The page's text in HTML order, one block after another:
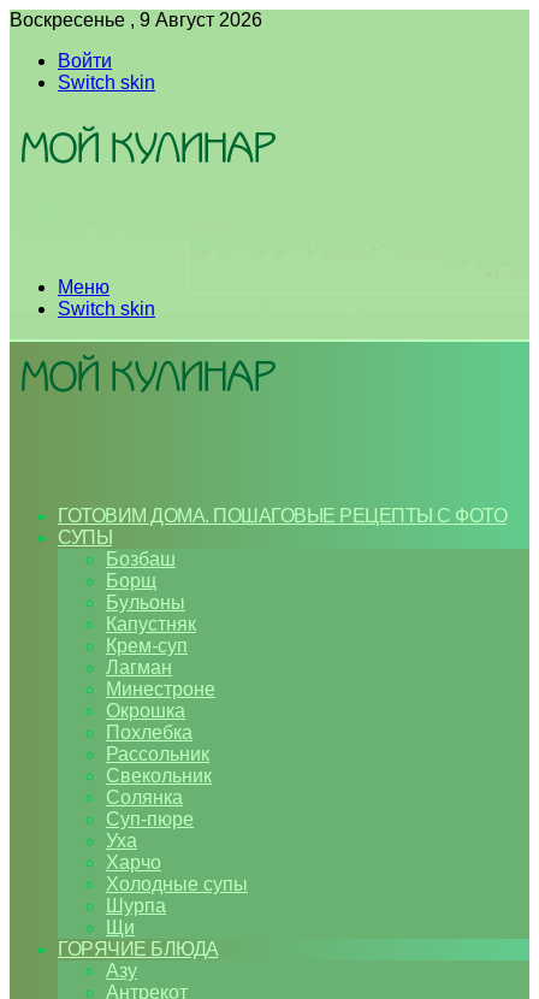
Воскресенье , 9 Август 2026
Войти
Switch skin
Меню
Switch skin
ГОТОВИМ ДОМА. ПОШАГОВЫЕ РЕЦЕПТЫ С ФОТО
СУПЫ
Бозбаш
Борщ
Бульоны
Капустняк
Крем-суп
Лагман
Минестроне
Окрошка
Похлебка
Рассольник
Свекольник
Солянка
Суп-пюре
Уха
Харчо
Холодные супы
Шурпа
Щи
ГОРЯЧИЕ БЛЮДА
Азу
Антрекот